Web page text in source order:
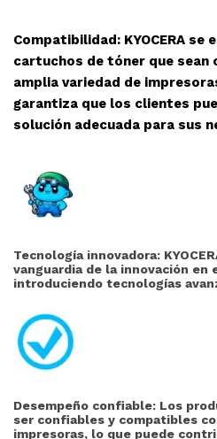
Compatibilidad: KYOCERA
cartuchos de tóner que sean
amplia variedad de
garantiza que los clientes
solución adecuada para sus
Tecnología innovadora:
vanguardia de la innovación en
introduciendo tecnologías
Desempeño confiable: Los
ser confiables y compatibles
impresoras, lo que puede